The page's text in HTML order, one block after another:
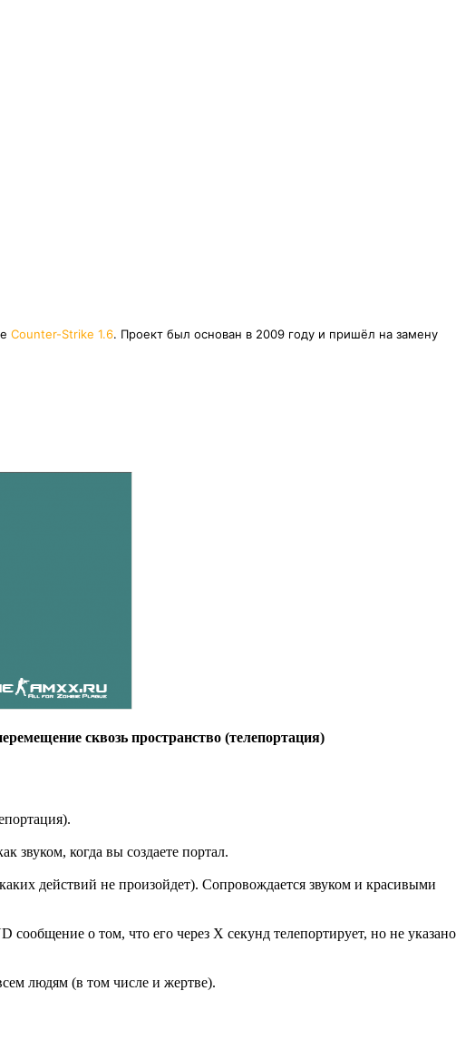
Counter-Strike 1.6. Проект был основан в 2009 году и пришёл на замену
сквозь пространство (телепортация)
звуком, когда вы создаете портал.
действий не произойдет). Сопровождается звуком и красивыми
сообщение о том, что его через Х секунд телепортирует, но не указано
людям (в том числе и жертве).